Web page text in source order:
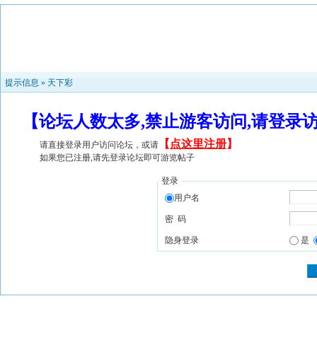
提示信息 » 天下彩
【论坛人数太多,禁止游客访问,请登
请直接登录用户访问论坛，或请 【 点这里注册】
如果您已注册,请先登录论坛即可游览帖子
登录
用户名
密 码
隐身登录 是